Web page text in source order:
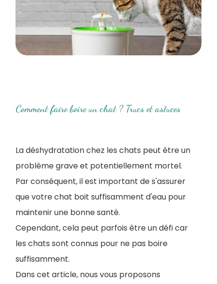
Comment faire boire un chat ? Trucs et astuces
La déshydratation chez les chats peut être un
problème grave et potentiellement mortel.
Par conséquent, il est important de s'assurer
que votre chat boit suffisamment d'eau pour
maintenir une bonne santé.
Cependant, cela peut parfois être un défi car
les chats sont connus pour ne pas boire
suffisamment.
Dans cet article, nous vous proposons